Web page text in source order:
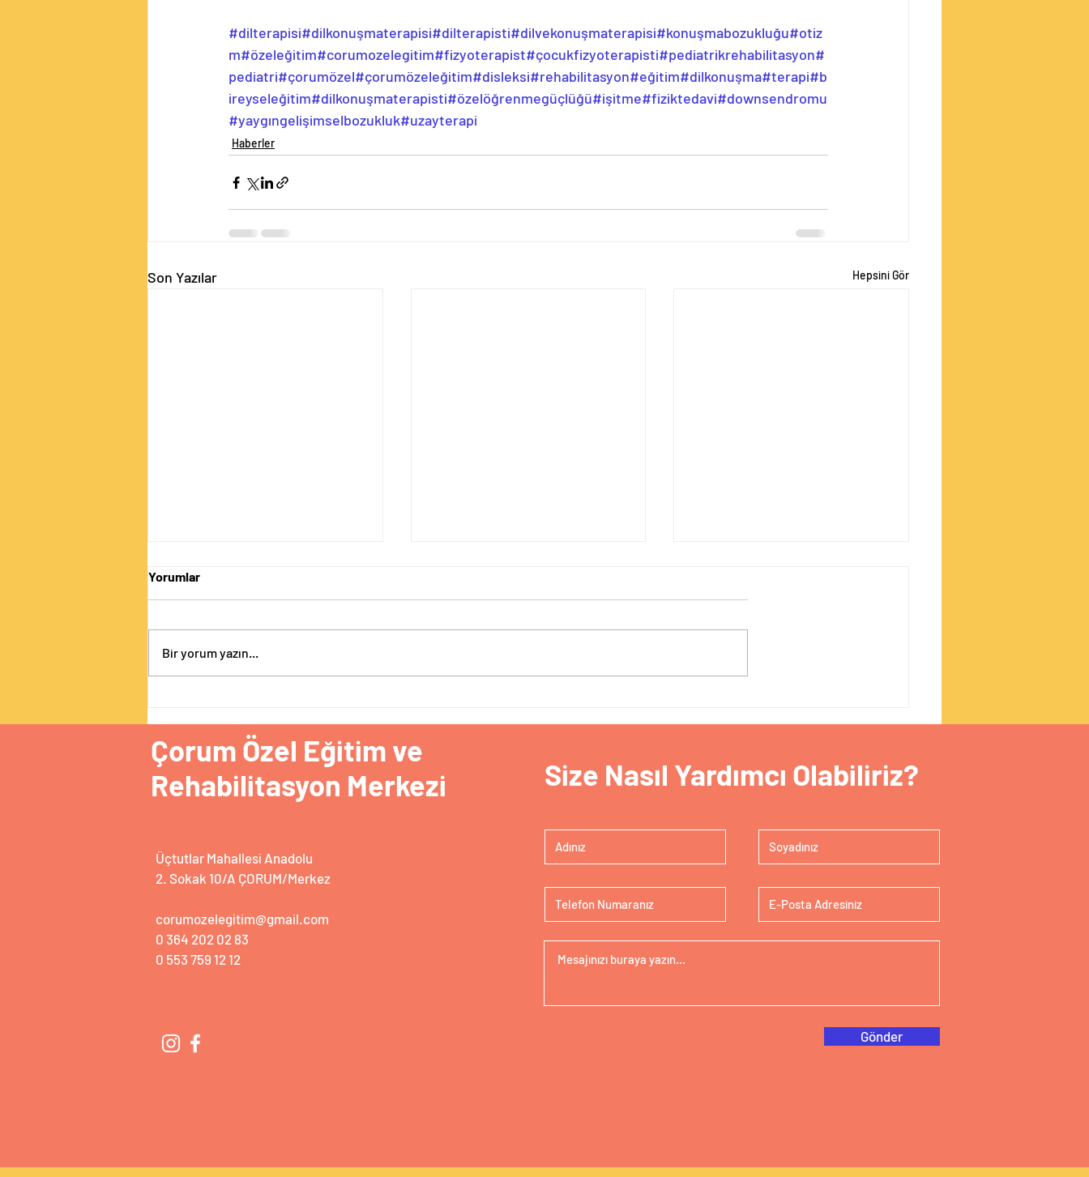
#dilterapisi#dilkonuşmaterapisi#dilterapisti#dilvekonuşmaterapisi#konuşmabozukluğu#otiz
m#özeleğitim#corumozelegitim#fizyoterapist#çocukfizyoterapisti#pediatrikrehabilitasyon#
pediatri#çorumözel#çorumözeleğitim#disleksi#rehabilitasyon#eğitim#dilkonuşma#terapi#b
ireyseleğitim#dilkonuşmaterapisti#özelöğrenmegüçlüğü#işitme#fiziktedavi#downsendromu
#yaygıngelişimselbozukluk#uzayterapi
Haberler
Son Yazılar Hepsini Gör
Yorumlar
Bir yorum yazın...
Çorum Özel Eğitim ve
Rehabilitasyon Merkezi
Üçtutlar Mahallesi Anadolu
2. Sokak 10/A ÇORUM/Merkez
corumozelegitim@gmail.com
0 364 202 02 83
0 553 759 12 12
Size Nasıl Yardımcı Olabiliriz?
Gönder